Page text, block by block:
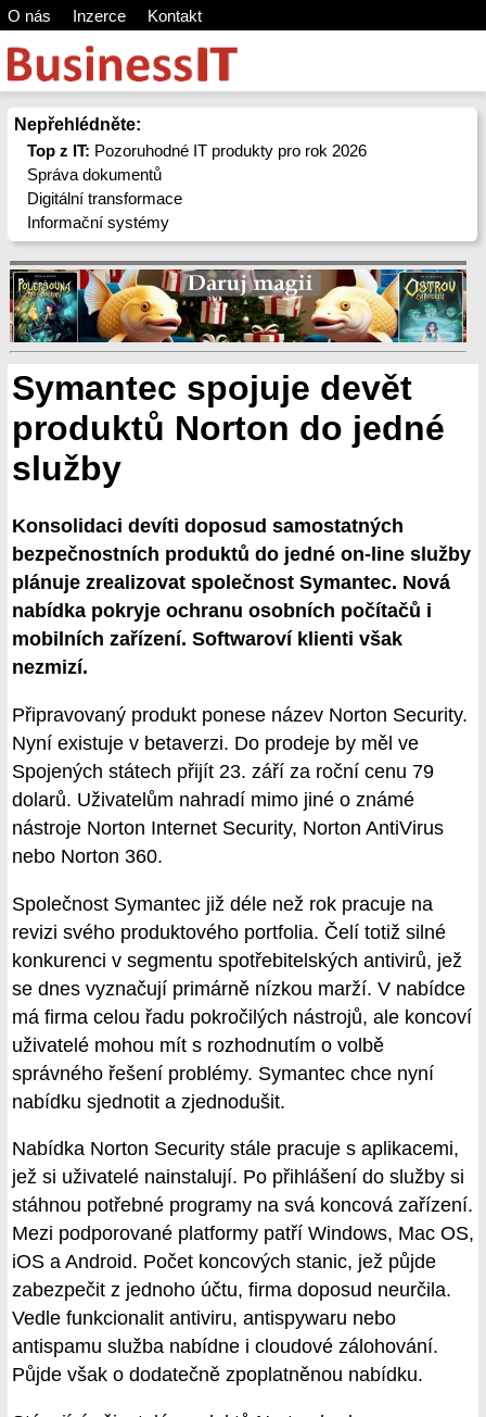
O nás Inzerce Kontakt
Nepřehlédněte:
Top z IT: Pozoruhodné IT produkty pro rok 2026
Správa dokumentů
Digitální transformace
Informační systémy
Symantec spojuje devět
produktů Norton do jedné
služby
Konsolidaci devíti doposud samostatných
bezpečnostních produktů do jedné on-line služby
plánuje zrealizovat společnost Symantec. Nová
nabídka pokryje ochranu osobních počítačů i
mobilních zařízení. Softwaroví klienti však
nezmizí.
Připravovaný produkt ponese název Norton Security.
Nyní existuje v betaverzi. Do prodeje by měl ve
Spojených státech přijít 23. září za roční cenu 79
dolarů. Uživatelům nahradí mimo jiné o známé
nástroje Norton Internet Security, Norton AntiVirus
nebo Norton 360.
Společnost Symantec již déle než rok pracuje na
revizi svého produktového portfolia. Čelí totiž silné
konkurenci v segmentu spotřebitelských antivirů, jež
se dnes vyznačují primárně nízkou marží. V nabídce
má firma celou řadu pokročilých nástrojů, ale koncoví
uživatelé mohou mít s rozhodnutím o volbě
správného řešení problémy. Symantec chce nyní
nabídku sjednotit a zjednodušit.
Nabídka Norton Security stále pracuje s aplikacemi,
jež si uživatelé nainstalují. Po přihlášení do služby si
stáhnou potřebné programy na svá koncová zařízení.
Mezi podporované platformy patří Windows, Mac OS,
iOS a Android. Počet koncových stanic, jež půjde
zabezpečit z jednoho účtu, firma doposud neurčila.
Vedle funkcionalit antiviru, antispywaru nebo
antispamu služba nabídne i cloudové zálohování.
Půjde však o dodatečně zpoplatněnou nabídku.